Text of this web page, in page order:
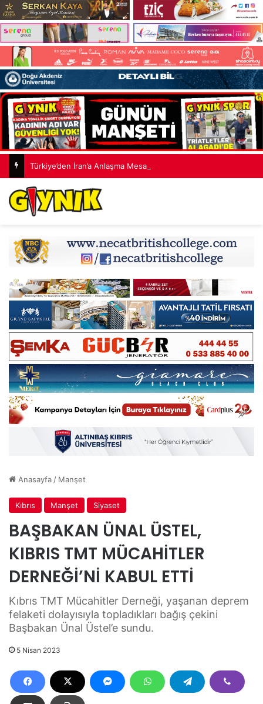
Türkiye’den İran’a Anlaşma Mesajı
Anasayfa/ Manşet
Kıbrıs Manşet Siyaset
BAŞBAKAN ÜNAL ÜSTEL,
KIBRIS TMT MÜCAHİTLER
DERNEĞİ’Nİ KABUL ETTİ
Kıbrıs TMT Mücahitler Derneği, yaşanan deprem
felaketi dolayısıyla topladıkları bağış çekini
Başbakan Ünal Üstel’e sundu.
5 Nisan 2023